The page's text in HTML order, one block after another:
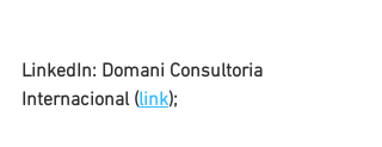
LinkedIn: Domani Consultoria
Internacional (link);